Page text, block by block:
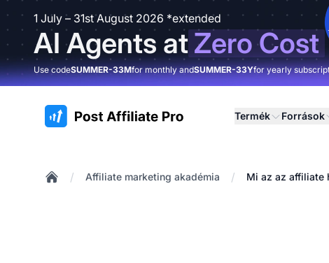
1 July – 31st August 2026 *extended
AI Agents atZero Cost
Use codeSUMMER-33Mfor monthly andSUMMER-33Yfor yearly
:site.title Termék Források
/ Affiliate marketing akadémia / Mi az az affiliate